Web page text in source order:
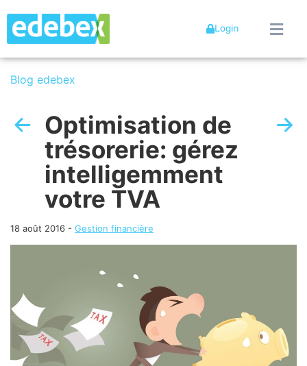
Login
Blog edebex
Optimisation de
trésorerie: gérez
intelligemment
votre TVA
18 août 2016 - Gestion financière